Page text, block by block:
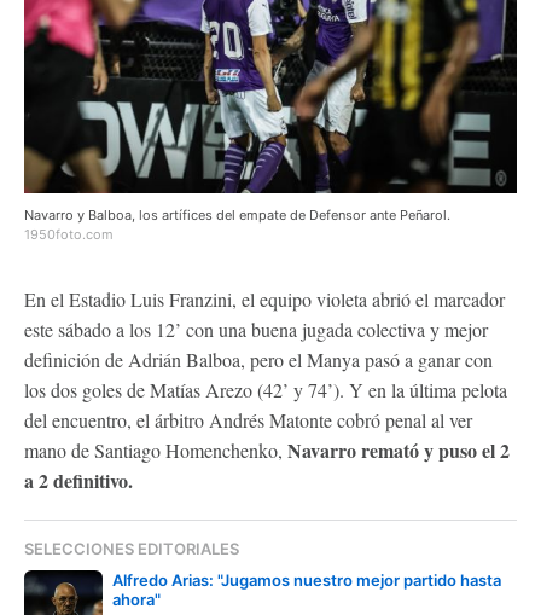
Navarro y Balboa, los artífices del empate de Defensor ante Peñarol.
1950foto.com
En el Estadio Luis Franzini, el equipo violeta abrió el marcador
este sábado a los 12’ con una buena jugada colectiva y mejor
definición de Adrián Balboa, pero el Manya pasó a ganar con
los dos goles de Matías Arezo (42’ y 74’). Y en la última pelota
del encuentro, el árbitro Andrés Matonte cobró penal al ver
mano de Santiago Homenchenko, Navarro remató y puso el 2
a 2 definitivo.
SELECCIONES EDITORIALES
Alfredo Arias: "Jugamos nuestro mejor partido hasta
ahora"